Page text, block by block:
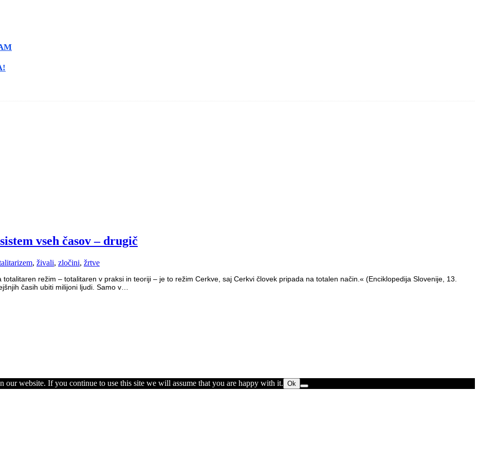
vseh časov – drugič
, živali, zločini, žrtve
režim – totalitaren v praksi in teoriji – je to režim Cerkve, saj Cerkvi človek pripada na totalen način.« (Enciklopedija Slovenije, 13.
časih ubiti milijoni ljudi. Samo v…
our website. If you continue to use this site we will assume that you are happy with it. Ok